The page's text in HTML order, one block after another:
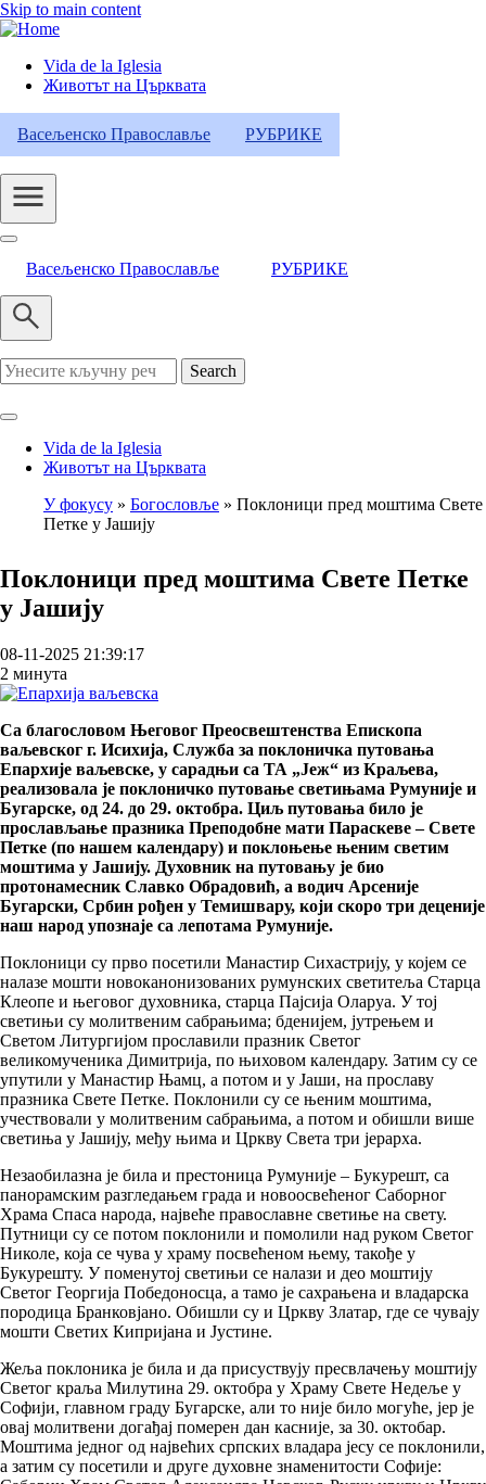
Skip to main content
Header
Category
Menu
Vida de la Iglesia
Животът на Църквата
Васељенско Православље РУБРИКЕ
Васељенско Православље РУБРИКЕ
Search
Vida de la Iglesia
Животът на Църквата
Breadcrumb
У фокусу Богословље
Поклоници пред моштима Свете
Петке у Јашију
Поклоници пред моштима Свете Петке
у Јашију
08-11-2025 21:39:17
2 минута
Са благословом Његовог Преосвештенства Епископа
ваљевског г. Исихија, Служба за поклоничка путовања
Епархије ваљевске, у сарадњи са ТА „Јеж“ из Краљева,
реализовала је поклоничко путовање светињама Румуније и
Бугарске, од 24. до 29. октобра. Циљ путовања било је
прослављање празника Преподобне мати Параскеве – Свете
Петке (по нашем календару) и поклоњење њеним светим
моштима у Јашију. Духовник на путовању је био
протонамесник Славко Обрадовић, а водич Арсеније
Бугарски, Србин рођен у Темишвару, који скоро три деценије
наш народ упознаје са лепотама Румуније.
Поклоници су прво посетили Манастир Сихастрију, у којем се
налазе мошти новоканонизованих румунских светитеља Старца
Клеопе и његовог духовника, старца Пајсија Оларуа. У тој
светињи су молитвеним сабрањима; бденијем, јутрењем и
Светом Литургијом прославили празник Светог
великомученика Димитрија, по њиховом календару. Затим су се
упутили у Манастир Њамц, а потом и у Јаши, на прославу
празника Свете Петке. Поклонили су се њеним моштима,
учествовали у молитвеним сабрањима, а потом и обишли више
светиња у Јашију, међу њима и Цркву Света три јерарха.
Незаобилазна је била и престоница Румуније – Букурешт, са
панорамским разгледањем града и новоосвећеног Саборног
Храма Спаса народа, највеће православне светиње на свету.
Путници су се потом поклонили и помолили над руком Светог
Николе, која се чува у храму посвећеном њему, такође у
Букурешту. У поменутој светињи се налази и део моштију
Светог Георгија Победоносца, а тамо је сахрањена и владарска
породица Бранковјано. Обишли су и Цркву Златар, где се чувају
мошти Светих Кипријана и Јустине.
Жеља поклоника је била и да присуствују пресвлачењу моштију
Светог краља Милутина 29. октобра у Храму Свете Недеље у
Софији, главном граду Бугарске, али то није било могуће, јер је
овај молитвени догађај померен дан касније, за 30. октобар.
Моштима једног од највећих српских владара јесу се поклонили,
а затим су посетили и друге духовне знаменитости Софије: